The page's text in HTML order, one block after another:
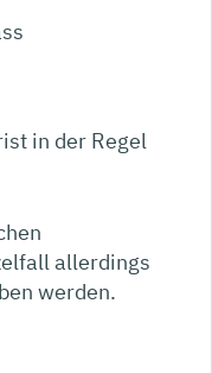
in der Regel
allerdings
werden.